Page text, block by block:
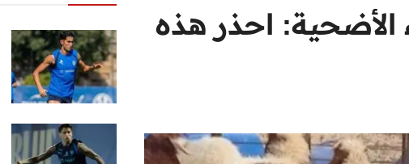
الأضحية: احذر هذه